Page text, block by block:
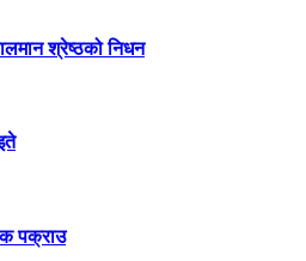
श्रेष्ठको निधन
पक्राउ